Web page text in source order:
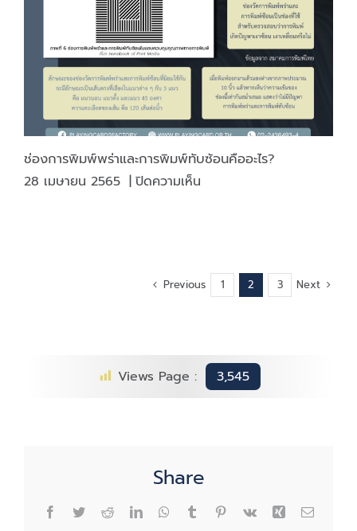
วัน
หยุด
ยาว
ช่องการพิมพ์พร่าและการพิมพ์ทับซ้อนคืออะไร?
28 เมษายน 2565 | ปิดความเห็นบน
และ
การ
คือ
อะไร?
Previous 1 2 3 Next
Views Page : 3,545
Share
Facebook
TwitterRedditLinkedInWhatsApp
TumblrPinterest
Vk Xing Email